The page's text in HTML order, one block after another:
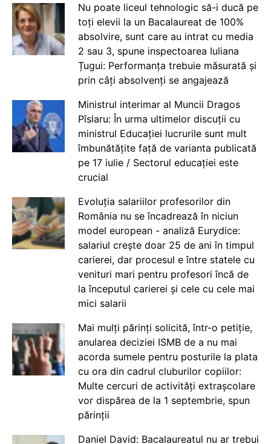
Nu poate liceul tehnologic să-i ducă pe
toți elevii la un Bacalaureat de 100%
absolvire, sunt care au intrat cu media
2 sau 3, spune inspectoarea Iuliana
Țugui: Performanța trebuie măsurată și
prin câți absolvenți se angajează
Ministrul interimar al Muncii Dragos
Pîslaru: În urma ultimelor discuții cu
ministrul Educației lucrurile sunt mult
îmbunătățite față de varianta publicată
pe 17 iulie / Sectorul educației este
crucial
Evoluția salariilor profesorilor din
România nu se încadrează în niciun
model european - analiză Eurydice:
salariul crește doar 25 de ani în timpul
carierei, dar procesul e între statele cu
venituri mari pentru profesori încă de
la începutul carierei și cele cu cele mai
mici salarii
Mai mulți părinți solicită, într-o petiție,
anularea deciziei ISMB de a nu mai
acorda sumele pentru posturile la plata
cu ora din cadrul cluburilor copiilor:
Multe cercuri de activități extrașcolare
vor dispărea de la 1 septembrie, spun
părinții
Daniel David: Bacalaureatul nu ar trebui